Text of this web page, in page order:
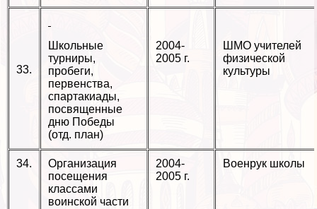
33.
Школьные
турниры,
пробеги,
первенства,
спартакиады,
посвященные
дню Победы
(отд. план)
2004-
2005 г.
ШМО учителей
физической
культуры
34.
Организация
посещения
классами
воинской части
2004-
2005 г.
Военрук школы